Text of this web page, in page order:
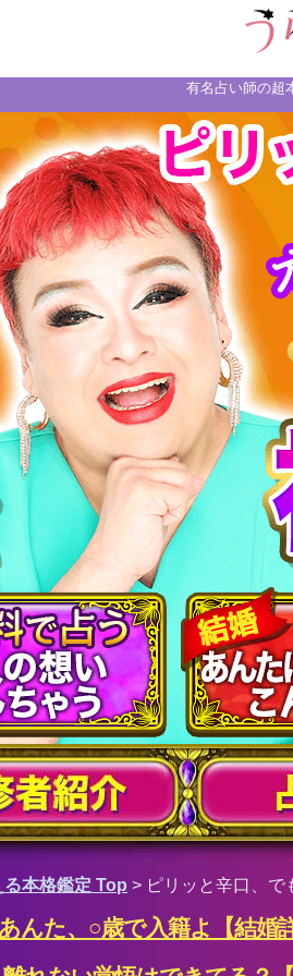
有名占い師の超
る本格鑑定 Top > ピリッと辛口、
あんた、○歳で入籍よ【結婚